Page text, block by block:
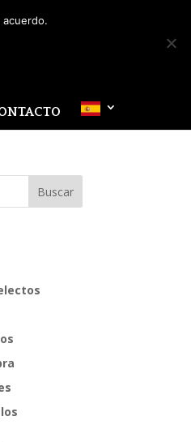
0 elementos